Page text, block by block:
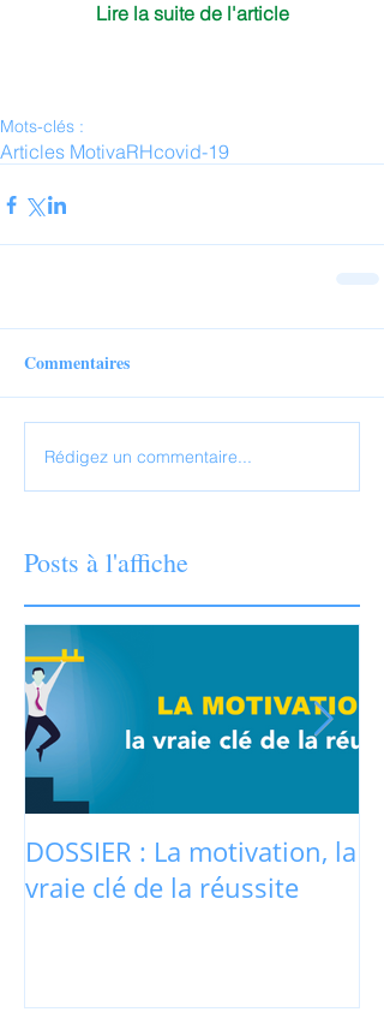
Lire la suite de l'article
Mots-clés :
Articles MotivaRHcovid-19
Commentaires
Rédigez un commentaire...
Posts à l'affiche
DOSSIER : La motivation, la
vraie clé de la réussite